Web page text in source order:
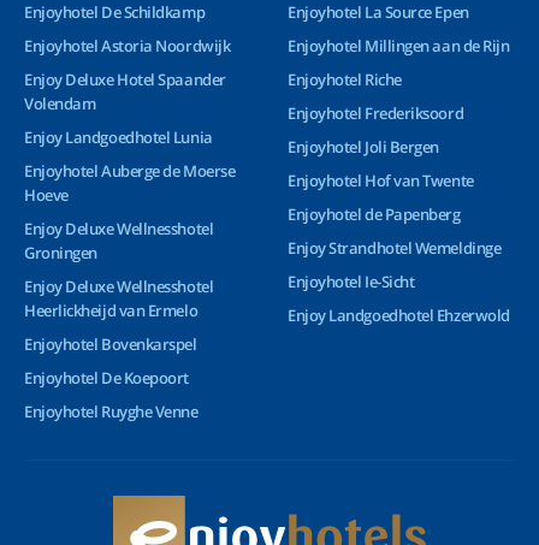
Enjoyhotel De Schildkamp
Enjoyhotel Astoria Noordwijk
Enjoy Deluxe Hotel Spaander
Volendam
Enjoy Landgoedhotel Lunia
Enjoyhotel Auberge de Moerse
Hoeve
Enjoy Deluxe Wellnesshotel
Groningen
Enjoy Deluxe Wellnesshotel
Heerlickheijd van Ermelo
Enjoyhotel Bovenkarspel
Enjoyhotel De Koepoort
Enjoyhotel Ruyghe Venne
Enjoyhotel La Source Epen
Enjoyhotel Millingen aan de Rijn
Enjoyhotel Riche
Enjoyhotel Frederiksoord
Enjoyhotel Joli Bergen
Enjoyhotel Hof van Twente
Enjoyhotel de Papenberg
Enjoy Strandhotel Wemeldinge
Enjoyhotel Ie-Sicht
Enjoy Landgoedhotel Ehzerwold